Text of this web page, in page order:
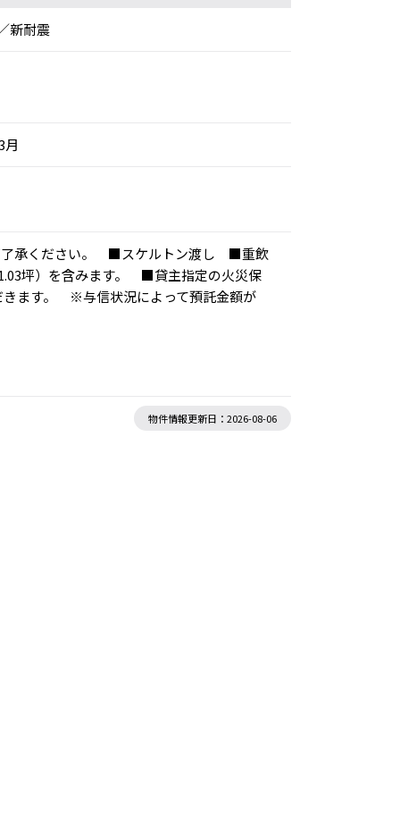
新耐震
月
了承ください。 ■スケルトン渡し ■重飲
坪）を含みます。 ■貸主指定の火災保
ます。 ※与信状況によって預託金額が
物件情報更新日：2026-08-06